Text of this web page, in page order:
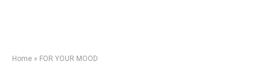
Home » FOR YOUR MOOD